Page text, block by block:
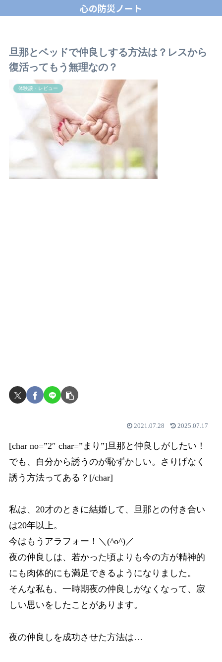
心の防災ノート
旦那とベッドで仲良しする方法は？レスから
復活ってもう無理なの？
体験談・レビュー
2021.07.28 2025.07.17
[char no=”2″ char=”まり”]旦那と仲良しがしたい！
でも、自分から誘うのが恥ずかしい。さりげなく
誘う方法ってある？[/char]
私は、20才のときに結婚して、旦那との付き合い
は20年以上。
今はもうアラフォー！＼(^o^)／
夜の仲良しは、若かった頃よりも今の方が精神的
にも肉体的にも満足できるようになりました。
そんな私も、一時期夜の仲良しがなくなって、寂
しい思いをしたことがあります。
夜の仲良しを成功させた方法は…